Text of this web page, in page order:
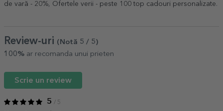
de vară - 20%, Ofertele verii - peste 100 top cadouri personalizate.
Review-uri (Notă 5 / 5 )
100% ar recomanda unui prieten
Scrie un review
5 / 5